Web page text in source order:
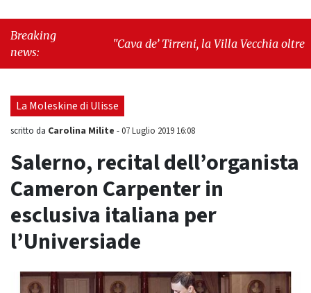
Breaking
news:
"Cava de’ Tirreni, la Villa Vecchia oltre i
seduta consiliare: “Serve chiarezza!”"
La Moleskine di Ulisse
scritto da Carolina Milite -07 Luglio 2019 16:08
Salerno, recital dell’organista
Cameron Carpenter in
esclusiva italiana per
l’Universiade